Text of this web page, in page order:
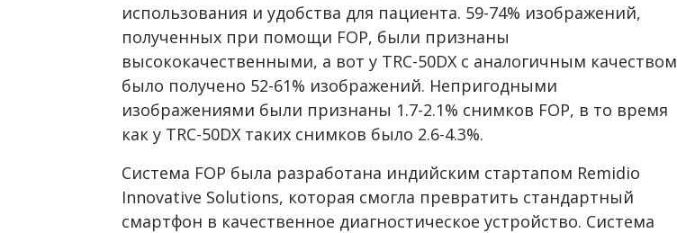
использования и удобства для пациента. 59-74% изображений,
полученных при помощи FOP, были признаны
высококачественными, а вот у TRC-50DX с аналогичным качеством
было получено 52-61% изображений. Непригодными
изображениями были признаны 1.7-2.1% снимков FOP, в то время
как у TRC-50DX таких снимков было 2.6-4.3%.
Система FOP была разработана индийским стартапом Remidio
Innovative Solutions, которая смогла превратить стандартный
смартфон в качественное диагностическое устройство. Система